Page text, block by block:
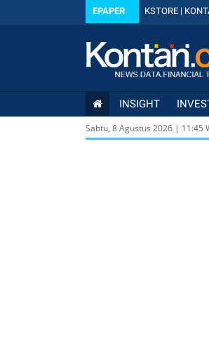
EPAPER KSTORE |
INSIGHT
Sabtu, 8 Agustus 2026 | 11:45